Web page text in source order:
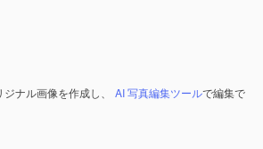
ナル画像を作成し、 AI 写真編集ツールで編集で